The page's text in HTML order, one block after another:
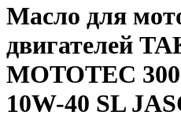
Масло для
двигателей
MOTOTEC
10W-40 SL